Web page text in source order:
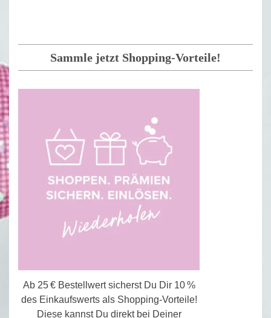
Sammle jetzt Shopping-Vorteile!
Ab 25 € Bestellwert sicherst Du Dir 10 %
des Einkaufswerts als Shopping-Vorteile!
Diese kannst Du direkt bei Deiner